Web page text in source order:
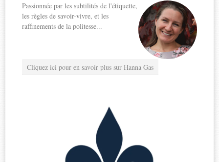
Passionnée par les subtilités de l'étiquette,
les règles de savoir-vivre, et les
raffinements de la politesse...
Cliquez ici pour en savoir plus sur Hanna Gas